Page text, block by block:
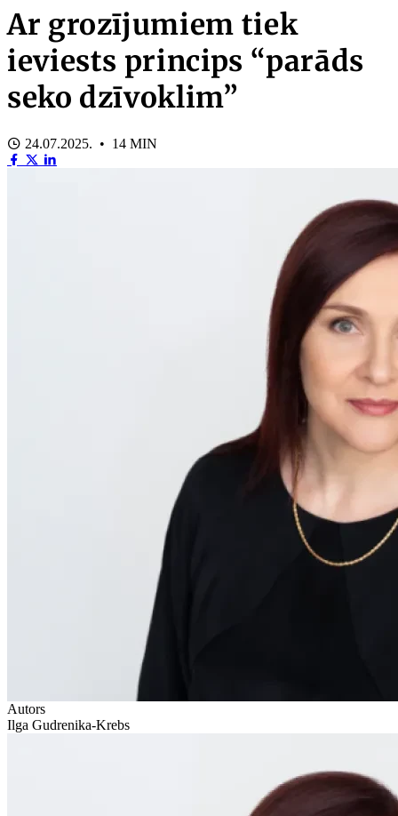
Ar grozījumiem tiek
ieviests princips “parāds
seko dzīvoklim”
24.07.2025. • 14 MIN
Autors
Ilga Gudrenika-Krebs